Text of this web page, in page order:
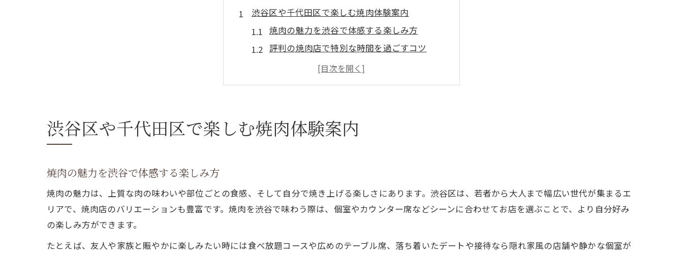
渋谷区や千代田区で楽しむ焼肉体験案内
焼肉の魅力を渋谷で体感する楽しみ方
評判の焼肉店で特別な時間を過ごすコツ
焼肉体験を充実させる店選びのポイント
焼肉を通じて知る渋谷区の人気スポット
話題の真空調理で変わる焼肉の新常識
焼肉と真空調理が生む新たな味わい体験
焼肉の新常識を真空調理で学ぶメリット
焼肉の部位ごとの真空調理活用術を紹介
焼肉選びでコスパ最強を実現する方法
渋谷区や千代田区で楽しむ焼肉体験案内
焼肉の魅力を渋谷で体感する楽しみ方
焼肉の魅力は、上質な肉の味わいや部位ごとの食感、そして自分で焼き上げる楽しさにあります。渋谷区は、若者から大人まで幅広い世代が集まるエ
リアで、焼肉店のバリエーションも豊富です。焼肉を渋谷で味わう際は、個室やカウンター席などシーンに合わせてお店を選ぶことで、より自分好み
の楽しみ方ができます。
たとえば、友人や家族と賑やかに楽しみたい時には食べ放題コースや広めのテーブル席、落ち着いたデートや接待なら隠れ家風の店舗や静かな個室が